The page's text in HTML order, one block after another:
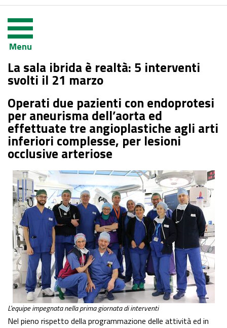
Menu
La sala ibrida è realtà: 5 interventi
svolti il 21 marzo
Operati due pazienti con endoprotesi
per aneurisma dell’aorta ed
effettuate tre angioplastiche agli arti
inferiori complesse, per lesioni
occlusive arteriose
L'equipe impegnata nella prima giornata di interventi
Nel pieno rispetto della programmazione delle attività ed in